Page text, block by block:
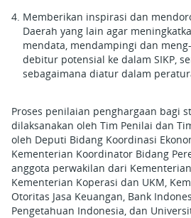
Memberikan inspirasi dan
Daerah yang lain agar
mendata, mendampingi dan
debitur potensial ke dalam SIKP,
sebagaimana diatur dalam
Proses penilaian penghargaan bagi
dilaksanakan oleh Tim Penilai dan
oleh Deputi Bidang Koordinasi
Kementerian Koordinator Bidang
anggota perwakilan dari
Kementerian Koperasi dan UKM,
Otoritas Jasa Keuangan, Bank
Pengetahuan Indonesia, dan